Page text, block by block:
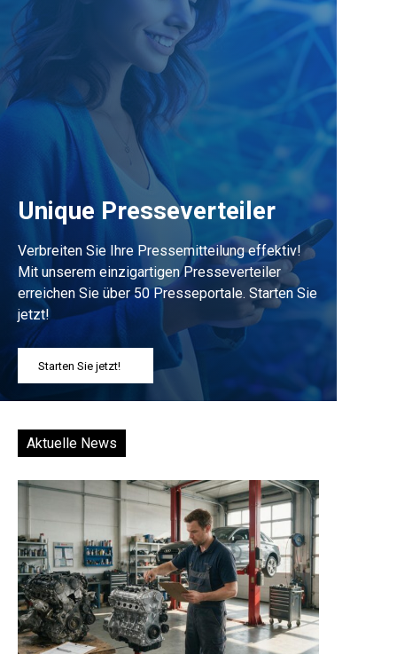
Unique Presseverteiler
Verbreiten Sie Ihre Pressemitteilung effektiv!
Mit unserem einzigartigen Presseverteiler
erreichen Sie über 50 Presseportale. Starten Sie
jetzt!
Starten Sie jetzt!
Aktuelle News